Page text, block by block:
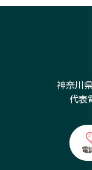
神奈川
代表